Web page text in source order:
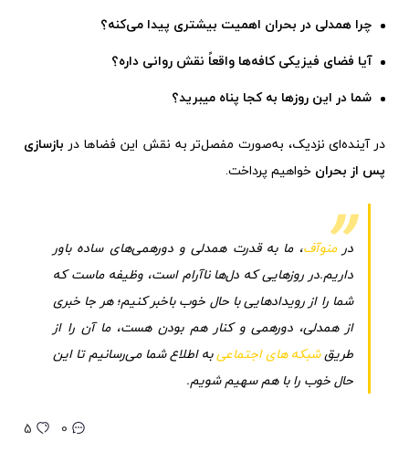
چرا همدلی در بحران اهمیت بیشتری پیدا می‌کنه؟
آیا فضای فیزیکی کافه‌ها واقعاً نقش روانی داره؟
شما در این روزها به کجا پناه میبرید؟
در آینده‌ای نزدیک، به‌صورت مفصل‌تر به نقش این فضاها در بازسازی
پس از بحران خواهیم پرداخت.
درمنوآف، ما به قدرت همدلی و دورهمی‌های ساده باور
داریم.در روزهایی که دل‌ها ناآرام است، وظیفه‌ ماست که
شما را از رویدادهایی با حال خوب باخبر کنیم؛ هر جا خبری
از همدلی، دورهمی و کنار هم بودن هست، ما آن را از
طریقشبکه های اجتماعیبه اطلاع شما می‌رسانیم تا این
حال خوب را با هم سهیم شویم.
0
5